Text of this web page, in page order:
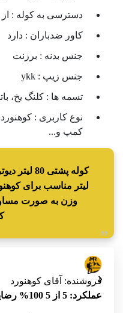
دسترسی به کوله :
کاور ضدباران : دارد
جنس بدنه : برزنت
جنس زیپ : ykk
تسمه ها : کلنگ یخ،
نوع کاربری :
کمپ و...
لیتر مناسب برای
وزن به صورت
فروشنده: آقای کوهنورد
عملکرد: 5 از 5
100% رضایت از کالا